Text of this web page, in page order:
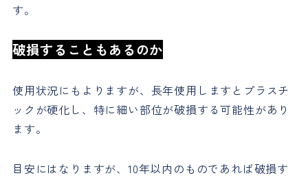
す。
破損することもあるのか
使用状況にもよりますが、長年使用しますとプラスチ
ックが硬化し、特に細い部位が破損する可能性があり
ます。
目安にはなりますが、10年以内のものであれば破損す